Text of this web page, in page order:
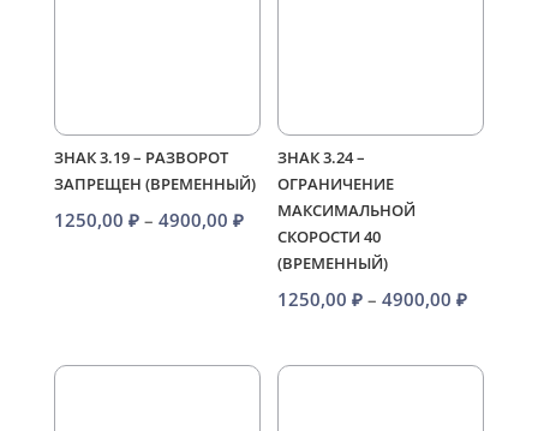
ЗНАК 3.19 – РАЗВОРОТ
ЗАПРЕЩЕН (ВРЕМЕННЫЙ)
1250,00 ₽ – 4900,00 ₽Диапазон
цен:
ЗНАК 3.24 –
ОГРАНИЧЕНИЕ
МАКСИМАЛЬНОЙ
СКОРОСТИ 40
(ВРЕМЕННЫЙ)
1250,00₽ – 4900,00₽